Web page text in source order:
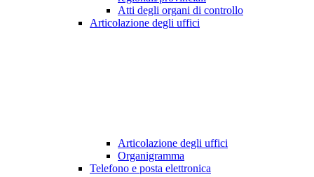
Atti degli organi di controllo
Articolazione degli uffici
Articolazione degli uffici
Organigramma
Telefono e posta elettronica